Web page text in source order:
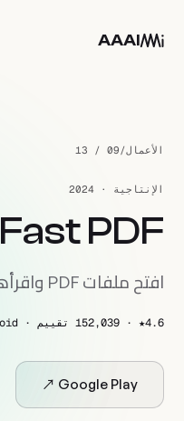
AAAI
الأعمال/
09 / 13
الإنتاجية · 2024
Fast PDF
افتح ملفات PDF واقرأها وحوّلها بسرعة
4.6★ · 152,039 تقييم · Android
Google Play ↗